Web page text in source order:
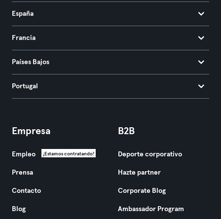
España
Francia
Países Bajos
Portugal
Empresa
Empleo ¡Estamos contratando!
Prensa
Contacto
Blog
B2B
Deporte corporativo
Hazte partner
Corporate Blog
Ambassador Program